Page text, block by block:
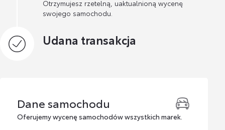
Otrzymujesz rzetelną, uaktualnioną wycenę
swojego samochodu.
Udana transakcja
Dane samochodu
Dane samochodu
Oferujemy wycenę samochodów wszystkich marek.